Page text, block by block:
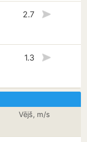
2.7
1.3
Vējš, m/s